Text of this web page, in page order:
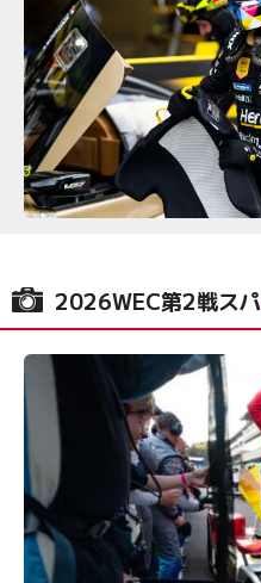
2026WEC第2戦スパ